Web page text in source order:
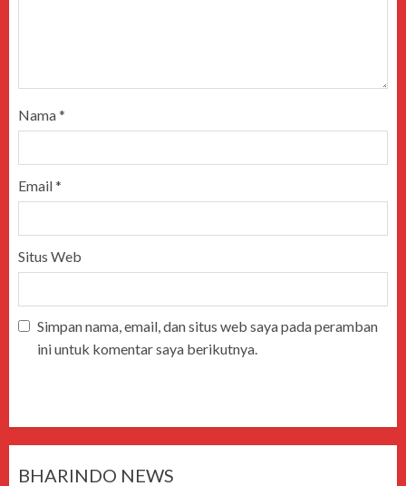
Nama*
Email*
Situs Web
Simpan nama, email, dan situs web saya pada peramban
ini untuk komentar saya berikutnya.
BHARINDO NEWS